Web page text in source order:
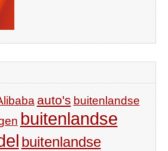
auto's buitenlandse
buitenlandse
buitenlandse